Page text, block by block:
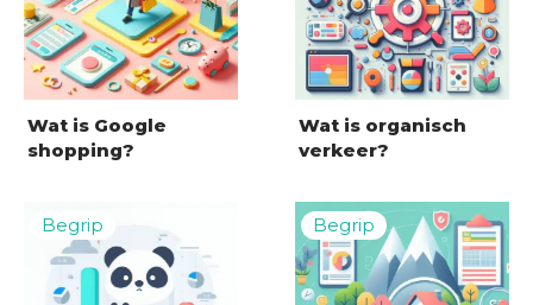
Wat is Google
shopping?
Wat is organisch
verkeer?